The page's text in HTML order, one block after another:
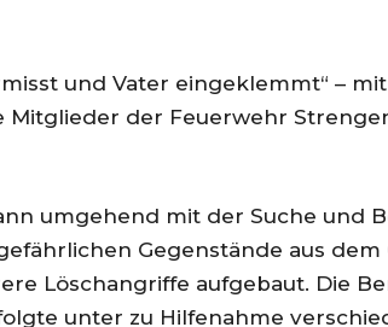
und Vater eingeklemmt“ –
Mitglieder der Feuerwehr
umgehend mit der Suche und
Gegenstände aus dem
Löschangriffe aufgebaut. Die
unter zu Hilfenahme